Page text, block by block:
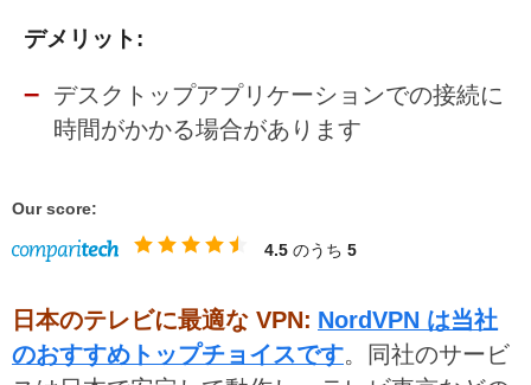
デメリット:
デスクトップアプリケーションでの接続に
時間がかかる場合があります
Our score:
4.5 のうち 5
日本のテレビに最適な VPN: NordVPN は当社
のおすすめトップチョイスです。同社のサービ